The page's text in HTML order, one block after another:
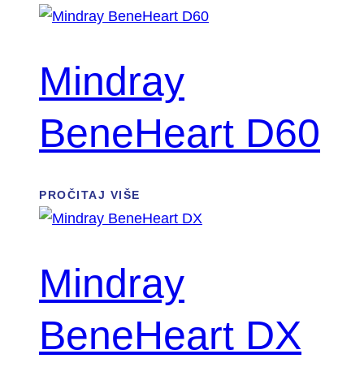
Mindray
BeneHeart D60
PROČITAJ VIŠE
Mindray
BeneHeart DX